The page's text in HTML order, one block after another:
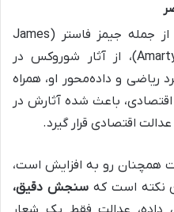
بسیاری از اقتصاددانان توسعه، از جمله جیمز فاستر (James
Foster) و آمارتیاسن (Amartya Sen)، از آثار شوروکس در
ریاضی و داده‌محور او، همراه
باعث شده آثارش در
اقتصادی قرار گیرد.
همچنان رو به افزایش است،
نکته است کهسنجش دقیق،